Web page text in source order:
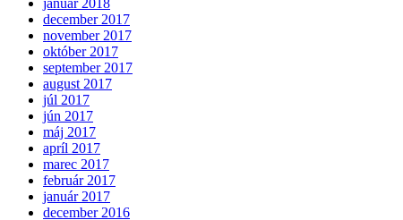
december 2017
november 2017
október 2017
september 2017
august 2017
júl 2017
jún 2017
máj 2017
apríl 2017
marec 2017
február 2017
január 2017
december 2016